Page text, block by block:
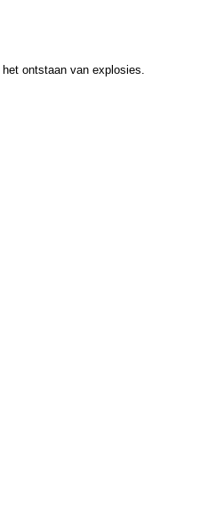
ontstaan van explosies.